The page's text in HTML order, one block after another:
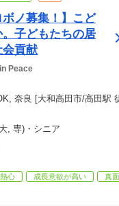
ボノ募集！】こど
子どもたちの居
貢献
Peace
奈良 [大和高田市/高田駅
, 専)・シニア
心 成長意欲が高い
真